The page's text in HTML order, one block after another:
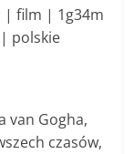
| film | 1g34m
polskie
van Gogha,
czasów,